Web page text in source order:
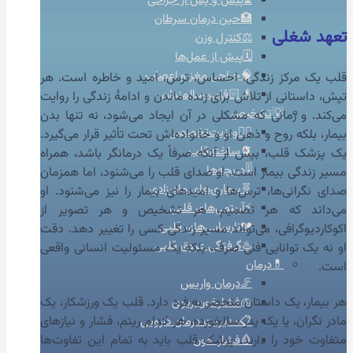
🏥حین درمان سرطان
⚖️کنترل وزن
🗓️پیش از عمل‌ها
🧠جراحی مغز و اعصاب
👴🏻قلب سالمندان
💡تشخیص
👨‍⚕️ویزیت‌تخصصی
🫀ساختارقلب
🎚️دریچه‌ها
🧬بیماری‌های مادرزادی
⚡آریتمی‌های قلبی
💔نارسایی‌های قلبی
♨️گرفتگی عروق قلبی
💊درمان
🦵درمان واریس
🫁فشارخون ریوی
📋مدیریت درمان دارویی
🩸فشار خون
تعهد شغلی
قلب یک مرکز زندگی، احساس، ترس، امید و خاطره است. هر
تپش، داستانی از تلاش برای زنده ماندن و ادامهٔ زندگی را روایت
می‌کند. و زمانی که مشکلی در آن ایجاد می‌شود، نه تنها بدن
بیمار، بلکه روح و ذهن او و خانواده‌اش تحت تأثیر قرار می‌گیرد.
یک پزشک قلب، بیش از آنکه صرفاً یک درمانگر باشد، همراه
مسیر زندگی بیمار است. او صدای قلب را می‌شنود، اما همزمان
صدای نگرانی‌ها، ترس‌ها و امیدهای بیمار را نیز می‌شنود. او
می‌داند که هر تصمیم، هر تشخیص و هر تصویر از
اکوکاردیوگرافی، می‌تواند مسیر زندگی کسی را تغییر دهد. دقت
او نه یک توانایی فنی صرف، بلکه یک مسئولیت انسانی واقعی
است.
هر بیمار، یک داستان منحصر به فرد دارد. قلب یک ورزشکار، یک
مادر نگران، یا یک پدر سالخورده، هر کدام ریتم، فشار و نیازهای
متفاوت خود را دارند. پزشک قلب باید به تمام این تفاوت‌ها